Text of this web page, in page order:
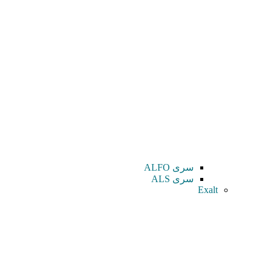
سری ALFO
سری ALS
Exalt